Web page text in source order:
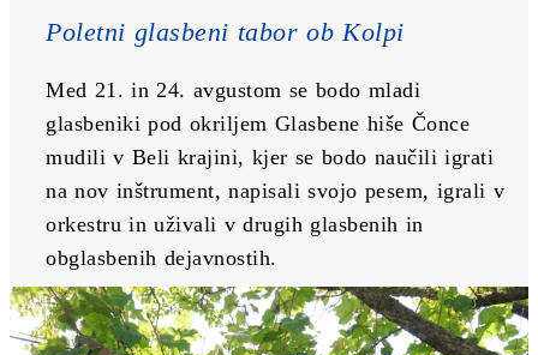
Poletni glasbeni tabor ob Kolpi
Med 21. in 24. avgustom se bodo mladi
glasbeniki pod okriljem Glasbene hiše Čonce
mudili v Beli krajini, kjer se bodo naučili igrati
na nov inštrument, napisali svojo pesem, igrali v
orkestru in uživali v drugih glasbenih in
obglasbenih dejavnostih.